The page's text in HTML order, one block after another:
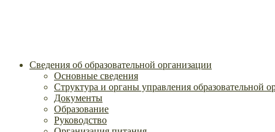
Сведения об образовательной организации
Основные сведения
Структура и органы управления образовательной
Документы
Образование
Руководство